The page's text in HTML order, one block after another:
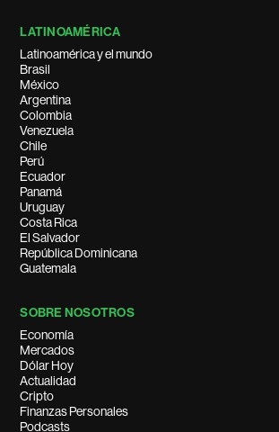
LATINOAMÉRICA
Latinoamérica y el mundo
Brasil
México
Argentina
Colombia
Venezuela
Chile
Perú
Ecuador
Panamá
Uruguay
Costa Rica
El Salvador
República Dominicana
Guatemala
SOBRE NOSOTROS
Economía
Mercados
Dólar Hoy
Actualidad
Cripto
Finanzas Personales
Podcasts